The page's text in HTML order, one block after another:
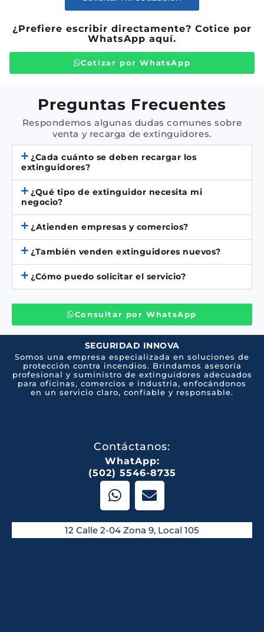
¿Prefiere escribir directamente? Cotice por
WhatsApp aquí.
Cotizar por WhatsApp
Preguntas Frecuentes
Respondemos algunas dudas comunes sobre
venta y recarga de extinguidores.
¿Cada cuánto se deben recargar los
extinguidores?
¿Qué tipo de extinguidor necesita mi
negocio?
¿Atienden empresas y comercios?
¿También venden extinguidores nuevos?
¿Cómo puedo solicitar el servicio?
Consultar por WhatsApp
SEGURIDAD INNOVA
Somos una empresa especializada en soluciones de
protección contra incendios. Brindamos asesoría
profesional y suministro de extinguidores adecuados
para oficinas, comercios e industria, enfocándonos
en un servicio claro, confiable y responsable.
Contáctanos:
WhatApp:
(502) 5546-8735
W
h
t
E
n
e
12 Calle 2-04 Zona 9, Local 105